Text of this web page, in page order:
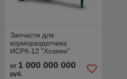
Запчасти для
кормораздатчика
ИСРК-12 "Хозяин"
от 1 000 000 000
руб.